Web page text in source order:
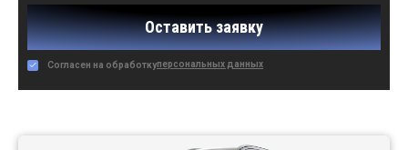
Оставить заявку
Согласен на обработкуперсональных данных